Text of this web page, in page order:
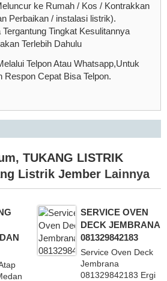
ke Rumah / Kos / Kontrakkan
Perbaikan / instalasi listrik).
Tingkat Kesulitannya
Terlebih Dahulu
Telpon Atau Whatsapp,Untuk
Respon Cepat Bisa Telpon.
, TUKANG LISTRIK
Listrik Jember Lainnya
SERVICE OVEN
DECK JEMBRANA
081329842183
Service Oven Deck
Jembrana
081329842183 Ergi